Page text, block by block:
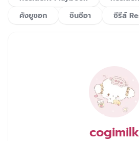
คังยูซอก
ชินชีอา ซีรีส์
cogimilk